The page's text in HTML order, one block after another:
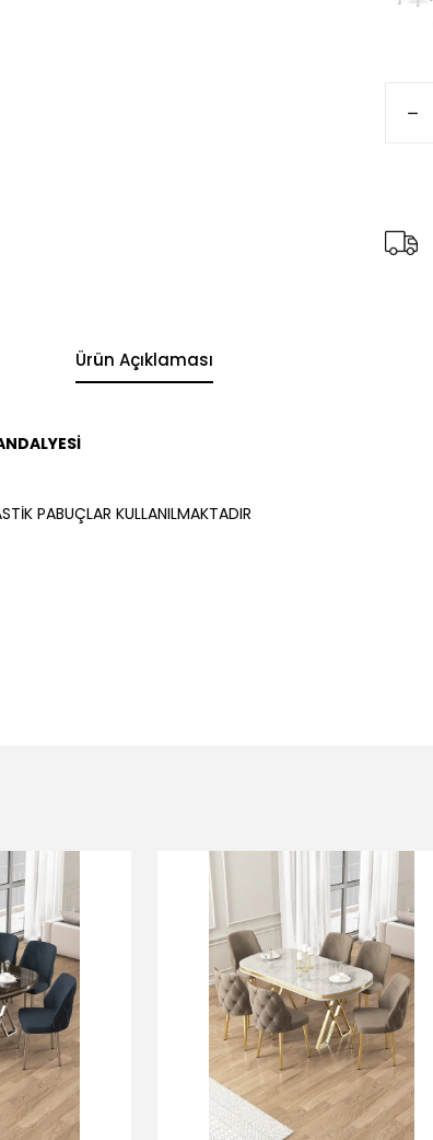
Ürün Açıklaması
PABUÇLAR KULLANILMAKTADIR